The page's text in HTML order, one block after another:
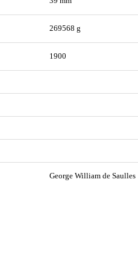
269568 g
1900
George William de Saulles